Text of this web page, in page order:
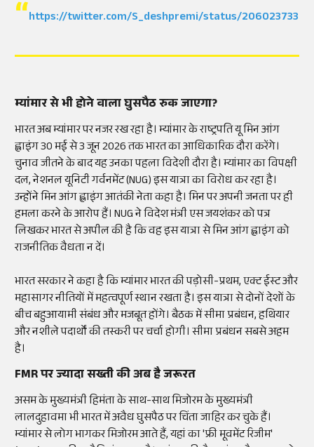
https://twitter.com/S_deshpremi/status/
म्यांमार से भी होने वाला घुसपैठ रुक जाएगा?
भारत अब म्यांमार पर नजर रख रहा है। म्यांमार के राष्ट्रपति यू मिन आंग
ह्लाइंग 30 मई से 3 जून 2026 तक भारत का आधिकारिक दौरा करेंगे।
चुनाव जीतने के बाद यह उनका पहला विदेशी दौरा है। म्यांमार का विपक्षी
दल, नेशनल यूनिटी गर्वनमेंट (NUG) इस यात्रा का विरोध कर रहा है।
उन्होंने मिन आंग ह्लाइंग आतंकी नेता कहा है। मिन पर अपनी जनता पर ही
हमला करने के आरोप हैं। NUG ने विदेश मंत्री एस जयशंकर को पत्र
लिखकर भारत से अपील की है कि वह इस यात्रा से मिन आंग ह्लाइंग को
राजनीतिक वैधता न दें।
भारत सरकार ने कहा है कि म्यांमार भारत की पड़ोसी-प्रथम, एक्ट ईस्ट और
महासागर नीतियों में महत्वपूर्ण स्थान रखता है। इस यात्रा से दोनों देशों के
बीच बहुआयामी संबंध और मजबूत होंगे। बैठक में सीमा प्रबंधन, हथियार
और नशीले पदार्थों की तस्करी पर चर्चा होगी। सीमा प्रबंधन सबसे अहम
है।
FMR पर ज्यादा सख्ती की अब है जरूरत
असम के मुख्यमंत्री हिमंता के साथ-साथ मिजोरम के मुख्यमंत्री
लालदुहावमा भी भारत में अवैध घुसपैठ पर चिंता जाहिर कर चुके हैं।
म्यांमार से लोग भागकर मिजोरम आते हैं, यहां का 'फ्री मूवमेंट रिजीम'